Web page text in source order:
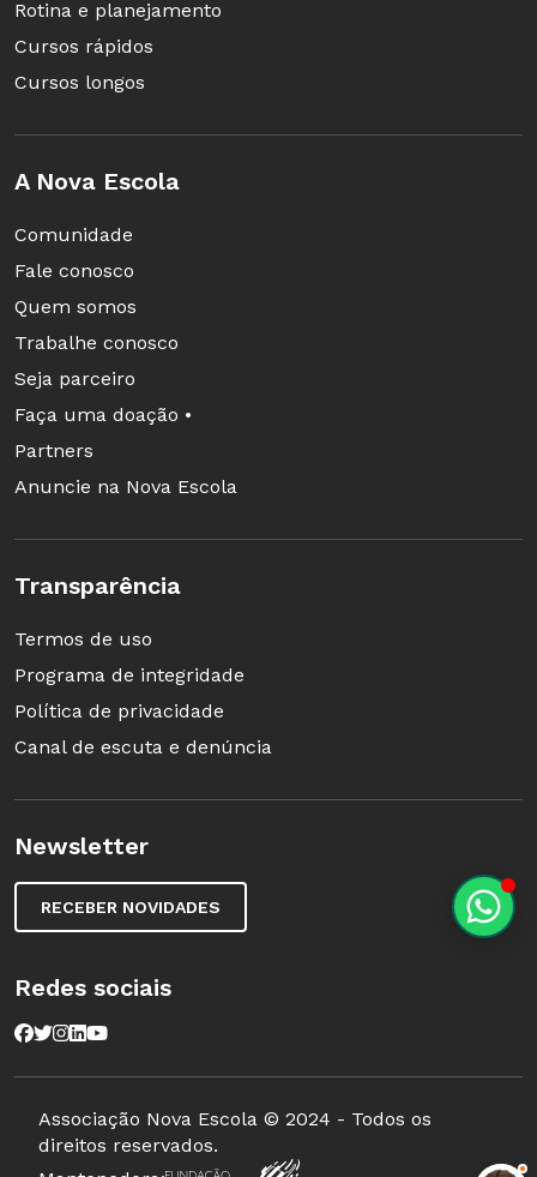
Rotina e planejamento
Cursos rápidos
Cursos longos
A Nova Escola
Comunidade
Fale conosco
Quem somos
Trabalhe conosco
Seja parceiro
Faça uma doação •
Partners
Anuncie na Nova Escola
Transparência
Termos de uso
Programa de integridade
Política de privacidade
Canal de escuta e denúncia
Newsletter
RECEBER NOVIDADES
Redes sociais
Associação Nova Escola © 2024 - Todos os
direitos reservados.